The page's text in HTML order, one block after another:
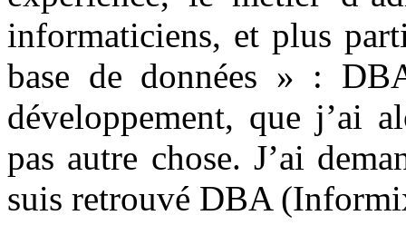
informaticiens, et plus
base de données » :
développement, que j’ai
pas autre chose. J’ai
suis retrouvé DBA